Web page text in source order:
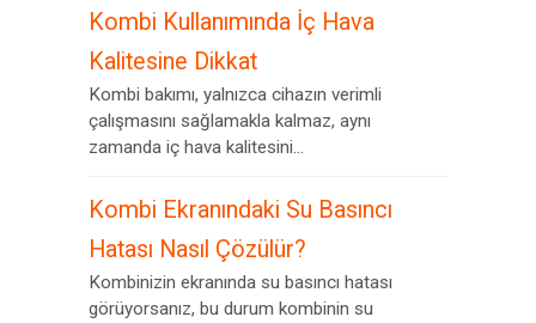
Kombi Kullanımında İç Hava
Kalitesine Dikkat
Kombi bakımı, yalnızca cihazın verimli
çalışmasını sağlamakla kalmaz, aynı
zamanda iç hava kalitesini...
Kombi Ekranındaki Su Basıncı
Hatası Nasıl Çözülür?
Kombinizin ekranında su basıncı hatası
görüyorsanız, bu durum kombinin su